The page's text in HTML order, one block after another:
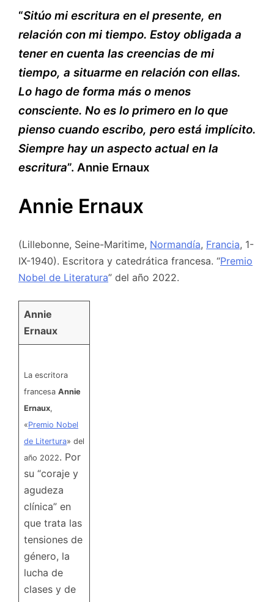
“Sitúo mi escritura en el presente, en
relación con mi tiempo. Estoy obligada a
tener en cuenta las creencias de mi
tiempo, a situarme en relación con ellas.
Lo hago de forma más o menos
consciente. No es lo primero en lo que
pienso cuando escribo, pero está implícito.
Siempre hay un aspecto actual en la
escritura”. Annie Ernaux
Annie Ernaux
(Lillebonne, Seine-Maritime, Normandía, Francia, 1-
IX-1940). Escritora y catedrática francesa. “Premio
Nobel de Literatura” del año 2022.
Annie
Ernaux
La escritora
francesa Annie
Ernaux,
«Premio Nobel
de Litertura» del
año 2022. Por
su “coraje y
agudeza
clínica” en
que trata las
tensiones de
género, la
lucha de
clases y de